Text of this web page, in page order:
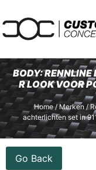
BODY:
R LOOK VOOR
Home/ Merken /
achterlichten set in
Go Back